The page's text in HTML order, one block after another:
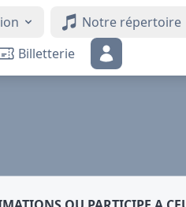
Notre répertoire
Billetterie